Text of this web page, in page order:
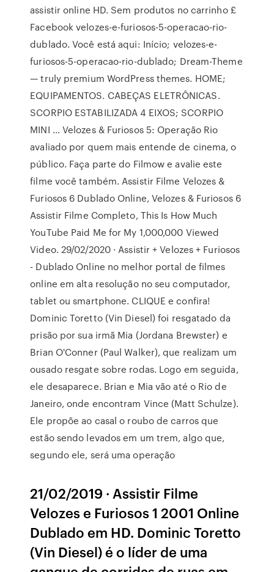
assistir online HD. Sem produtos no carrinho £
Facebook velozes-e-furiosos-5-operacao-rio-
dublado. Você está aqui: Início; velozes-e-
furiosos-5-operacao-rio-dublado; Dream-Theme
— truly premium WordPress themes. HOME;
EQUIPAMENTOS. CABEÇAS ELETRÔNICAS.
SCORPIO ESTABILIZADA 4 EIXOS; SCORPIO
MINI … Velozes & Furiosos 5: Operação Rio
avaliado por quem mais entende de cinema, o
público. Faça parte do Filmow e avalie este
filme você também. Assistir Filme Velozes &
Furiosos 6 Dublado Online, Velozes & Furiosos 6
Assistir Filme Completo, This Is How Much
YouTube Paid Me for My 1,000,000 Viewed
Video. 29/02/2020 · Assistir + Velozes + Furiosos
- Dublado Online no melhor portal de filmes
online em alta resolução no seu computador,
tablet ou smartphone. CLIQUE e confira!
Dominic Toretto (Vin Diesel) foi resgatado da
prisão por sua irmã Mia (Jordana Brewster) e
Brian O'Conner (Paul Walker), que realizam um
ousado resgate sobre rodas. Logo em seguida,
ele desaparece. Brian e Mia vão até o Rio de
Janeiro, onde encontram Vince (Matt Schulze).
Ele propõe ao casal o roubo de carros que
estão sendo levados em um trem, algo que,
segundo ele, será uma operação
21/02/2019 · Assistir Filme
Velozes e Furiosos 1 2001 Online
Dublado em HD. Dominic Toretto
(Vin Diesel) é o líder de uma